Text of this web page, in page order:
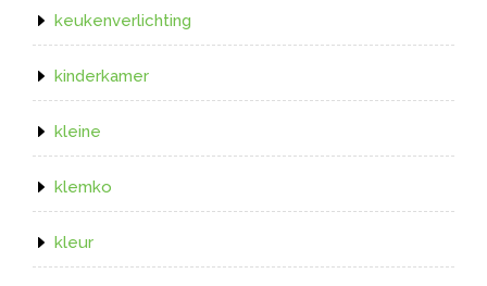
keukenverlichting
kinderkamer
kleine
klemko
kleur